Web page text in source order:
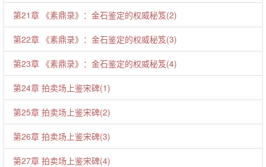
第21章 《素鼎录》：金石鉴定的权威秘笈(2)
第22章 《素鼎录》：金石鉴定的权威秘笈(3)
第23章 《素鼎录》：金石鉴定的权威秘笈(4)
第24章 拍卖场上鉴宋碑(1)
第25章 拍卖场上鉴宋碑(2)
第26章 拍卖场上鉴宋碑(3)
第27章 拍卖场上鉴宋碑(4)